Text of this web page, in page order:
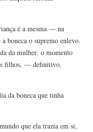
é a mesma — na
boneca o supremo enlevo.
da mulher: o momento
filhos, — definitivo.
da boneca que tinha
que ela trazia em si,